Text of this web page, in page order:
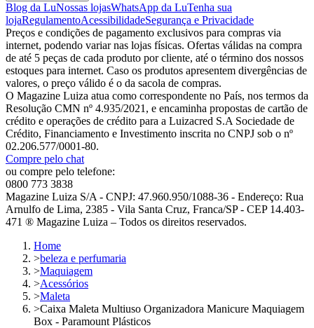
Blog da LuNossas lojasWhatsApp da LuTenha sua
lojaRegulamentoAcessibilidadeSegurança e Privacidade
Preços e condições de pagamento exclusivos para compras via
internet, podendo variar nas lojas físicas. Ofertas válidas na compra
de até 5 peças de cada produto por cliente, até o término dos nossos
estoques para internet. Caso os produtos apresentem divergências de
valores, o preço válido é o da sacola de compras.
O Magazine Luiza atua como correspondente no País, nos termos da
Resolução CMN nº 4.935/2021, e encaminha propostas de cartão de
crédito e operações de crédito para a Luizacred S.A Sociedade de
Crédito, Financiamento e Investimento inscrita no CNPJ sob o nº
02.206.577/0001-80.
Compre pelo chat
ou compre pelo telefone:
0800 773 3838
Magazine Luiza S/A - CNPJ: 47.960.950/1088-36 - Endereço: Rua
Arnulfo de Lima, 2385 - Vila Santa Cruz, Franca/SP - CEP 14.403-
471 ® Magazine Luiza – Todos os direitos reservados.
Home
>beleza e perfumaria
>Maquiagem
>Acessórios
>Maleta
>Caixa Maleta Multiuso Organizadora Manicure Maquiagem
Box - Paramount Plásticos